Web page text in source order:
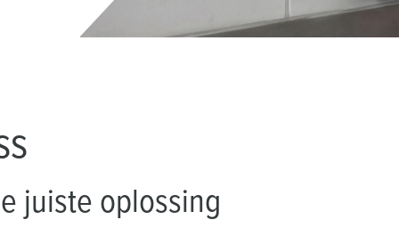
SCHUKO® en contactmateriaal met beschermingscontact
juiste oplossing